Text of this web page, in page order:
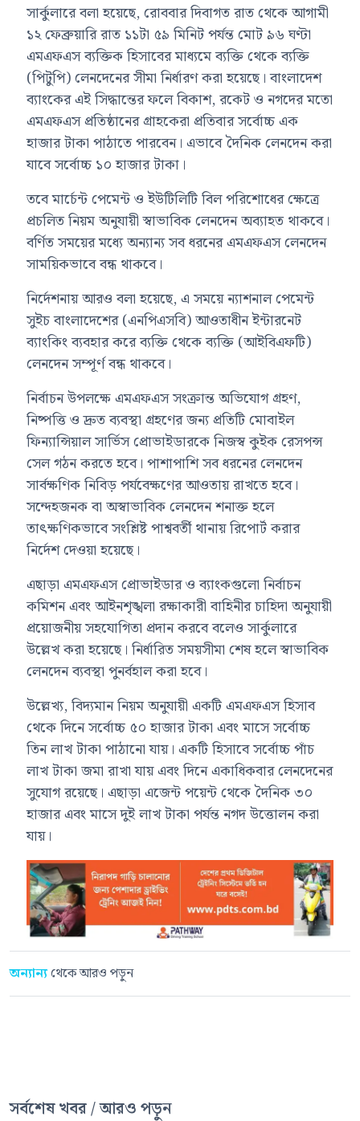
সার্কুলারে বলা হয়েছে, রোববার দিবাগত রাত থেকে আগামী
১২ ফেব্রুয়ারি রাত ১১টা ৫৯ মিনিট পর্যন্ত মোট ৯৬ ঘণ্টা
এমএফএস ব্যক্তিক হিসাবের মাধ্যমে ব্যক্তি থেকে ব্যক্তি
(পিটুপি) লেনদেনের সীমা নির্ধারণ করা হয়েছে। বাংলাদেশ
ব্যাংকের এই সিদ্ধান্তের ফলে বিকাশ, রকেট ও নগদের মতো
এমএফএস প্রতিষ্ঠানের গ্রাহকেরা প্রতিবার সর্বোচ্চ এক
হাজার টাকা পাঠাতে পারবেন। এভাবে দৈনিক লেনদেন করা
যাবে সর্বোচ্চ ১০ হাজার টাকা।
তবে মার্চেন্ট পেমেন্ট ও ইউটিলিটি বিল পরিশোধের ক্ষেত্রে
প্রচলিত নিয়ম অনুযায়ী স্বাভাবিক লেনদেন অব্যাহত থাকবে।
বর্ণিত সময়ের মধ্যে অন্যান্য সব ধরনের এমএফএস লেনদেন
সাময়িকভাবে বন্ধ থাকবে।
নির্দেশনায় আরও বলা হয়েছে, এ সময়ে ন্যাশনাল পেমেন্ট
সুইচ বাংলাদেশের (এনপিএসবি) আওতাধীন ইন্টারনেট
ব্যাংকিং ব্যবহার করে ব্যক্তি থেকে ব্যক্তি (আইবিএফটি)
লেনদেন সম্পূর্ণ বন্ধ থাকবে।
নির্বাচন উপলক্ষে এমএফএস সংক্রান্ত অভিযোগ গ্রহণ,
নিষ্পত্তি ও দ্রুত ব্যবস্থা গ্রহণের জন্য প্রতিটি মোবাইল
ফিন্যান্সিয়াল সার্ভিস প্রোভাইডারকে নিজস্ব কুইক রেসপন্স
সেল গঠন করতে হবে। পাশাপাশি সব ধরনের লেনদেন
সার্বক্ষণিক নিবিড় পর্যবেক্ষণের আওতায় রাখতে হবে।
সন্দেহজনক বা অস্বাভাবিক লেনদেন শনাক্ত হলে
তাৎক্ষণিকভাবে সংশ্লিষ্ট পাশ্ববর্তী থানায় রিপোর্ট করার
নির্দেশ দেওয়া হয়েছে।
এছাড়া এমএফএস প্রোভাইডার ও ব্যাংকগুলো নির্বাচন
কমিশন এবং আইনশৃঙ্খলা রক্ষাকারী বাহিনীর চাহিদা অনুযায়ী
প্রয়োজনীয় সহযোগিতা প্রদান করবে বলেও সার্কুলারে
উল্লেখ করা হয়েছে। নির্ধারিত সময়সীমা শেষ হলে স্বাভাবিক
লেনদেন ব্যবস্থা পুনর্বহাল করা হবে।
উল্লেখ্য, বিদ্যমান নিয়ম অনুযায়ী একটি এমএফএস হিসাব
থেকে দিনে সর্বোচ্চ ৫০ হাজার টাকা এবং মাসে সর্বোচ্চ
তিন লাখ টাকা পাঠানো যায়। একটি হিসাবে সর্বোচ্চ পাঁচ
লাখ টাকা জমা রাখা যায় এবং দিনে একাধিকবার লেনদেনের
সুযোগ রয়েছে। এছাড়া এজেন্ট পয়েন্ট থেকে দৈনিক ৩০
হাজার এবং মাসে দুই লাখ টাকা পর্যন্ত নগদ উত্তোলন করা
যায়।
অন্যান্যথেকে আরও পড়ুন
সর্বশেষ খবর / আরও পড়ুন